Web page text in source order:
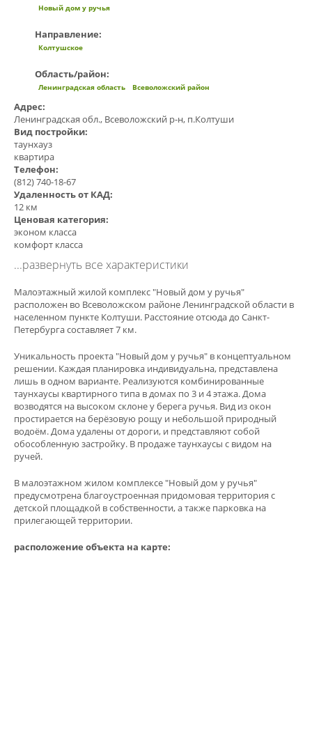
Новый дом у ручья
Направление:
Колтушское
Область/район:
Ленинградская область Всеволожский район
Адрес:
Ленинградская обл., Всеволожский р-н, п.Колтуши
Вид постройки:
таунхауз
квартира
Телефон:
(812) 740-18-67
Удаленность от КАД:
12 км
Ценовая категория:
эконом класса
комфорт класса
...развернуть все характеристики
Малоэтажный жилой комплекс "Новый дом у ручья"
расположен во Всеволожском районе Ленинградской области в
населенном пункте Колтуши. Расстояние отсюда до Санкт-
Петербурга составляет 7 км.
Уникальность проекта "Новый дом у ручья" в концептуальном
решении. Каждая планировка индивидуальна, представлена
лишь в одном варианте. Реализуются комбинированные
таунхаусы квартирного типа в домах по 3 и 4 этажа. Дома
возводятся на высоком склоне у берега ручья. Вид из окон
простирается на берёзовую рощу и небольшой природный
водоём. Дома удалены от дороги, и представляют собой
обособленную застройку. В продаже таунхаусы с видом на
ручей.
В малоэтажном жилом комплексе "Новый дом у ручья"
предусмотрена благоустроенная придомовая территория с
детской площадкой в собственности, а также парковка на
прилегающей территории.
расположение объекта на карте: